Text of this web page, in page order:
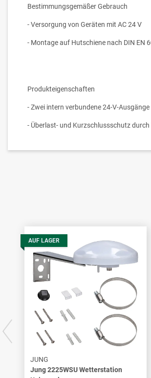
Bestimmungsgemäßer Gebrauch
- Versorgung von Geräten mit AC 24 V
- Montage auf Hutschiene nach DIN EN
Produkteigenschaften
- Zwei intern verbundene 24-V-Ausgänge
- Überlast- und Kurzschlussschutz
AUF LAGER
JUNG
Jung 2225WSU Wetterstation